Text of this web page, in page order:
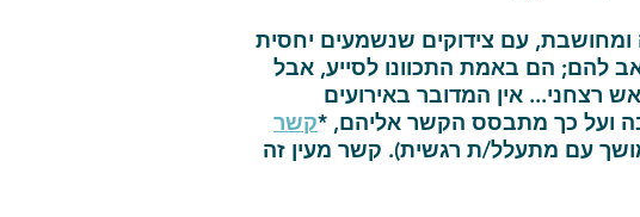
עם צידוקים שנשמעים יחסית
להם; הם באמת התכוונו לסייע, אבל
רצחני... אין המדובר באירועים
ועל כך מתבסס הקשר אליהם, *קשר
עם מתעלל/ת רגשית). קשר מעין זה